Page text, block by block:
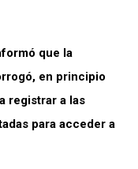
que la
en principio
registrar a las
para acceder a